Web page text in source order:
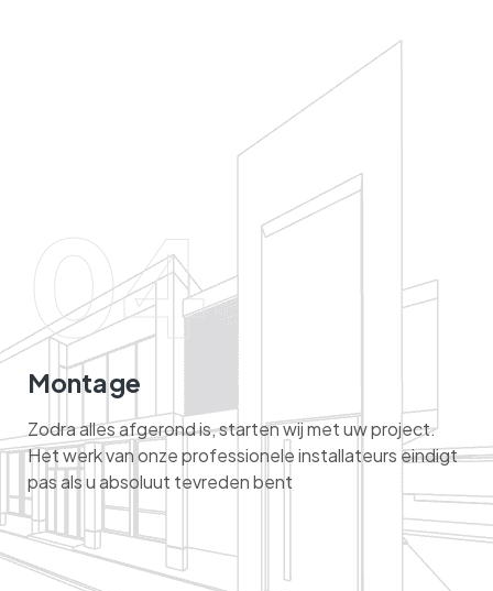
04
Montage
Zodra alles afgerond is, starten wij met uw project.
Het werk van onze professionele installateurs eindigt
pas als u absoluut tevreden bent